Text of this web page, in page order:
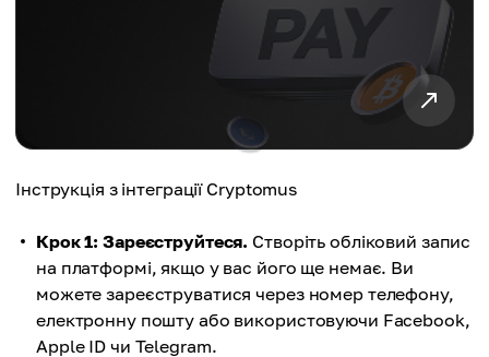
Інструкція з інтеграції Cryptomus
Крок 1: Зареєструйтеся. Створіть обліковий запис
на платформі, якщо у вас його ще немає. Ви
можете зареєструватися через номер телефону,
електронну пошту або використовуючи Facebook,
Apple ID чи Telegram.